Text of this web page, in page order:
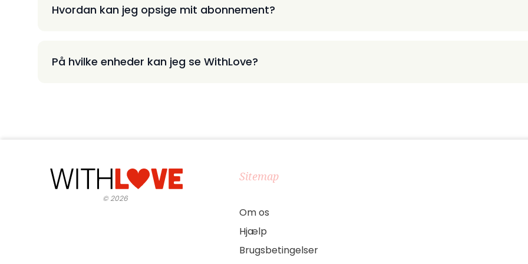
Hvordan kan jeg opsige mit abonnement?
På hvilke enheder kan jeg se WithLove?
©2026
Sitemap
Om os
Hjælp
Brugsbetingelser